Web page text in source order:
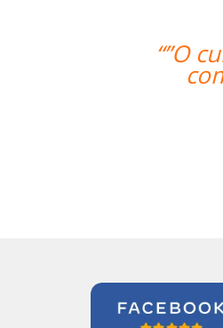
nossos
a usar a